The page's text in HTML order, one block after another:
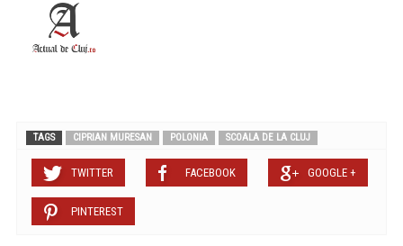
TAGS CIPRIAN MURESAN POLONIA SCOALA DE LA CLUJ
TWITTER FACEBOOK GOOGLE +
PINTEREST